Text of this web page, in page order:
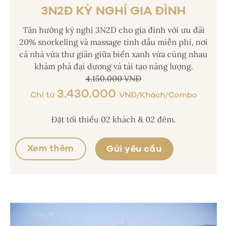
3N2Đ KỲ NGHỈ GIA ĐÌNH
Tận hưởng kỳ nghỉ 3N2D cho gia đình với ưu đãi
20% snorkeling và massage tinh dầu miễn phí, nơi
cả nhà vừa thư giãn giữa biển xanh vừa cùng nhau
khám phá đại dương và tái tạo năng lượng.
4.150.000 VNĐ
Chỉ từ 3.430.000 VNĐ/Khách/Combo
Đặt tối thiểu 02 khách & 02 đêm.
Xem thêm Gửi yêu cầu